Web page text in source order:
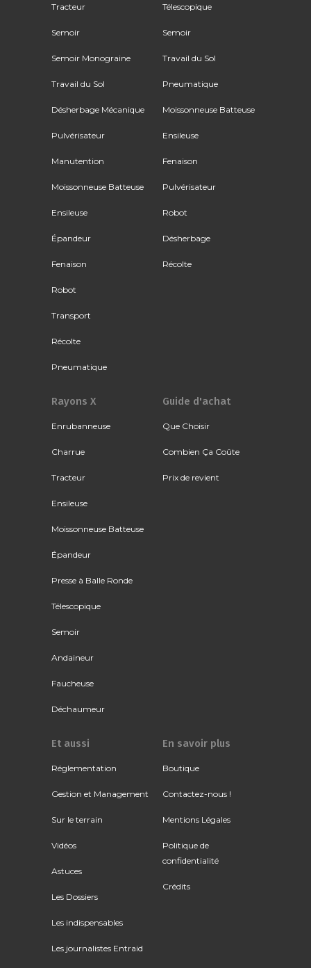
Tracteur
Semoir
Semoir Monograine
Travail du Sol
Désherbage Mécanique
Pulvérisateur
Manutention
Moissonneuse Batteuse
Ensileuse
Épandeur
Fenaison
Robot
Transport
Récolte
Pneumatique
Télescopique
Semoir
Travail du Sol
Pneumatique
Moissonneuse Batteuse
Ensileuse
Fenaison
Pulvérisateur
Robot
Désherbage
Récolte
Rayons X
Enrubanneuse
Charrue
Tracteur
Ensileuse
Moissonneuse Batteuse
Épandeur
Presse à Balle Ronde
Télescopique
Semoir
Andaineur
Faucheuse
Déchaumeur
Guide d'achat
Que Choisir
Combien Ça Coûte
Prix de revient
Et aussi
Réglementation
Gestion et Management
Sur le terrain
Vidéos
Astuces
Les Dossiers
Les indispensables
Les journalistes Entraid
En savoir plus
Boutique
Contactez-nous !
Mentions Légales
Politique de
confidentialité
Crédits